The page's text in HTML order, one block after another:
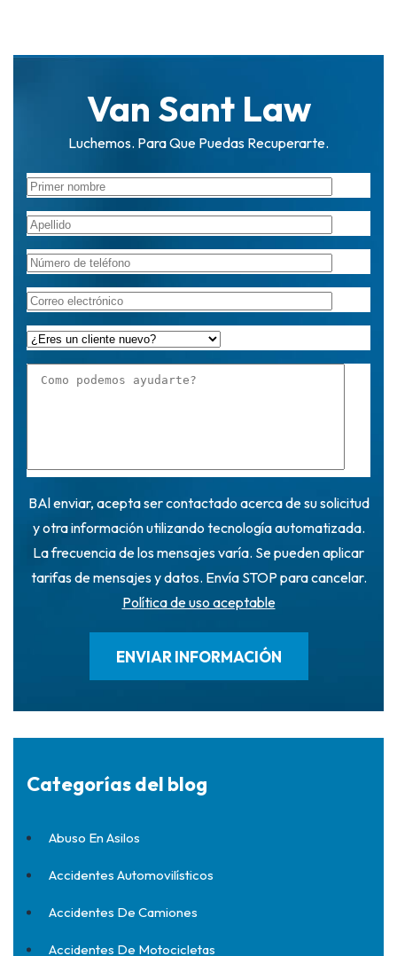
Van Sant Law
Luchemos. Para Que Puedas Recuperarte.
BAl enviar, acepta ser contactado acerca de su solicitud
y otra información utilizando tecnología automatizada.
La frecuencia de los mensajes varía. Se pueden aplicar
tarifas de mensajes y datos. Envía STOP para cancelar.
Política de uso aceptable
Categorías del blog
Abuso En Asilos
Accidentes Automovilísticos
Accidentes De Camiones
Accidentes De Motocicletas